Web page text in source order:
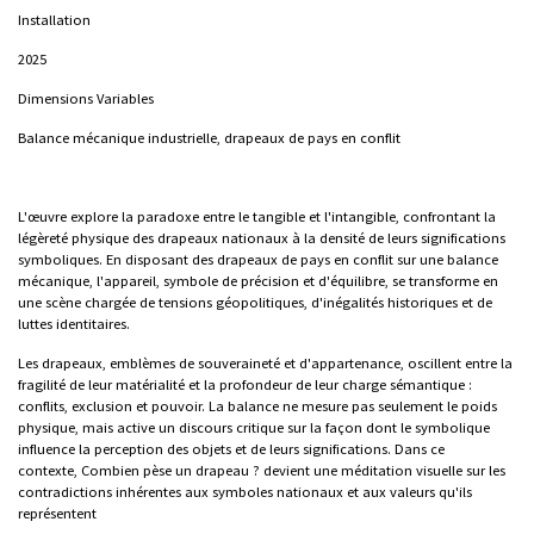
Installation
2025
Dimensions Variables
Balance mécanique industrielle, drapeaux de pays en conflit
L'œuvre explore la paradoxe entre le tangible et l'intangible, confrontant la
légèreté physique des drapeaux nationaux à la densité de leurs significations
symboliques. En disposant des drapeaux de pays en conflit sur une balance
mécanique, l'appareil, symbole de précision et d'équilibre, se transforme en
une scène chargée de tensions géopolitiques, d'inégalités historiques et de
luttes identitaires.
Les drapeaux, emblèmes de souveraineté et d'appartenance, oscillent entre la
fragilité de leur matérialité et la profondeur de leur charge sémantique :
conflits, exclusion et pouvoir. La balance ne mesure pas seulement le poids
physique, mais active un discours critique sur la façon dont le symbolique
influence la perception des objets et de leurs significations. Dans ce
contexte, Combien pèse un drapeau ? devient une méditation visuelle sur les
contradictions inhérentes aux symboles nationaux et aux valeurs qu'ils
représentent